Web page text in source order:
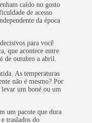
caído no gosto
de acesso
da época
para você
que acontece entre
de outubro a abril.
As temperaturas
não é mesmo? Por
levar um boné ou um
um pacote que dura
traslados do